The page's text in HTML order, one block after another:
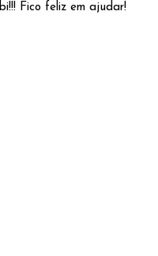
Fico feliz em ajudar!